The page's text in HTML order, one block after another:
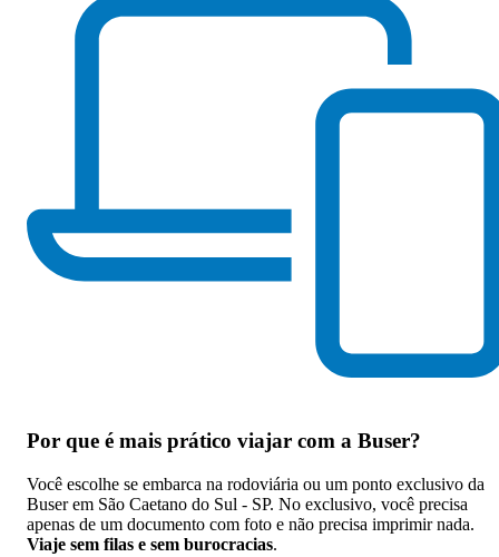
Por que é mais prático viajar com a Buser?
Você escolhe se embarca na rodoviária ou um ponto exclusivo da
Buser em São Caetano do Sul - SP. No exclusivo, você precisa
apenas de um documento com foto e não precisa imprimir nada.
Viaje sem filas e sem burocracias.